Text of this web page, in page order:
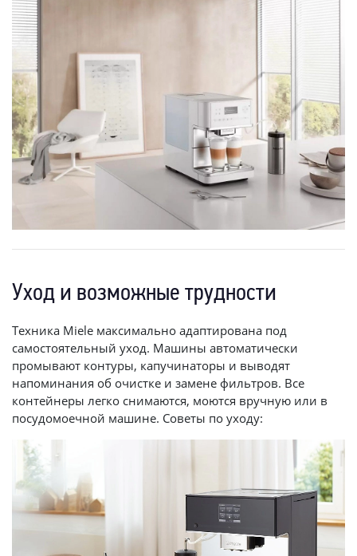
Уход и возможные трудности
Техника Miele максимально адаптирована под
самостоятельный уход. Машины автоматически
промывают контуры, капучинаторы и выводят
напоминания об очистке и замене фильтров. Все
контейнеры легко снимаются, моются вручную или в
посудомоечной машине. Советы по уходу: